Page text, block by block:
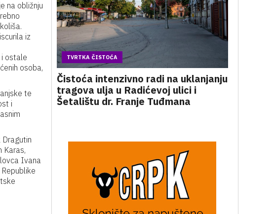
na obližnju
iz
i ostale
osoba,
te
i
Karas,
Ivana
TVRTKA ČISTOĆA
Čistoća intenzivno radi na uklanjanju
tragova ulja u Radićevoj ulici i
Šetalištu dr. Franje Tuđmana